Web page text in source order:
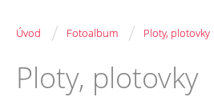
Úvod / Fotoalbum / Ploty, plotovky
Ploty, plotovky